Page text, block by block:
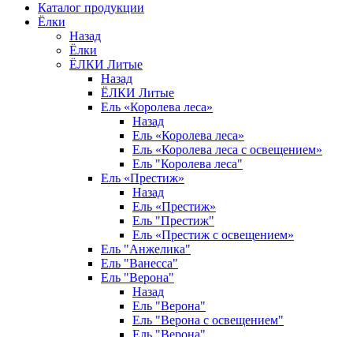
Каталог продукции
Ёлки
Назад
Ёлки
ЁЛКИ Литые
Назад
ЁЛКИ Литые
Ель «Королева леса»
Назад
Ель «Королева леса»
Ель «Королева леса с освещением»
Ель "Королева леса"
Ель «Престиж»
Назад
Ель «Престиж»
Ель "Престиж"
Ель «Престиж с освещением»
Ель "Анжелика"
Ель "Ванесса"
Ель "Верона"
Назад
Ель "Верона"
Ель "Верона с освещением"